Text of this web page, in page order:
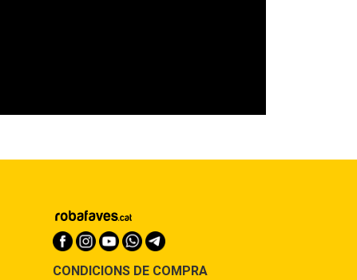
CONDICIONS DE COMPRA